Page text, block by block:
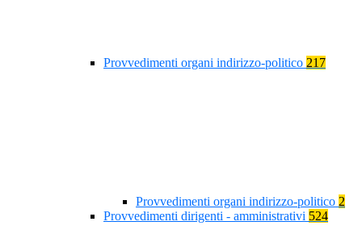
Provvedimenti organi indirizzo-politico 217
Provvedimenti organi indirizzo-politico 2
Provvedimenti dirigenti - amministrativi 524